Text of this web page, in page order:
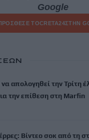
Google
ΤΟCRETA24ΣΤΗΝ
απολογηθεί την Τρίτη
την επίθεση στη Marfin
Βίντεο σοκ από τη